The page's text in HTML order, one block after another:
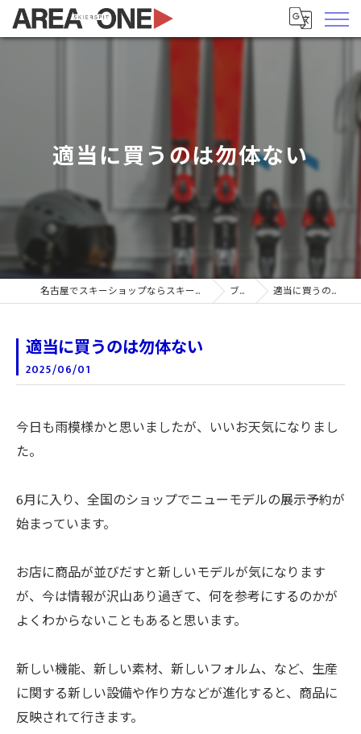
適当に買うのは勿体ない
名古屋でスキーショップならスキーヤーズピットエリア1 ブログ 適当に買うのは勿体ない
適当に買うのは勿体ない
2025/06/01
今日も雨模様かと思いましたが、いいお天気になりまし
た。
6月に入り、全国のショップでニューモデルの展示予約が
始まっています。
お店に商品が並びだすと新しいモデルが気になります
が、今は情報が沢山あり過ぎて、何を参考にするのかが
よくわからないこともあると思います。
新しい機能、新しい素材、新しいフォルム、など、生産
に関する新しい設備や作り方などが進化すると、商品に
反映されて行きます。